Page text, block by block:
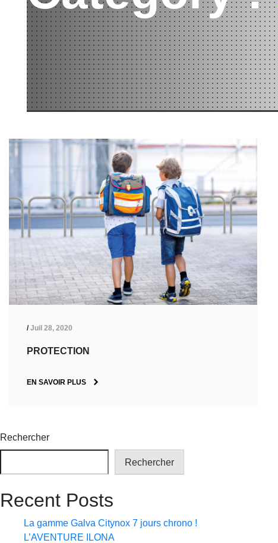
/Juil 28, 2020
PROTECTION
EN SAVOIR PLUS
Rechercher
Rechercher
Recent Posts
La gamme Galva Citynox 7 jours chrono !
L’AVENTURE ILONA